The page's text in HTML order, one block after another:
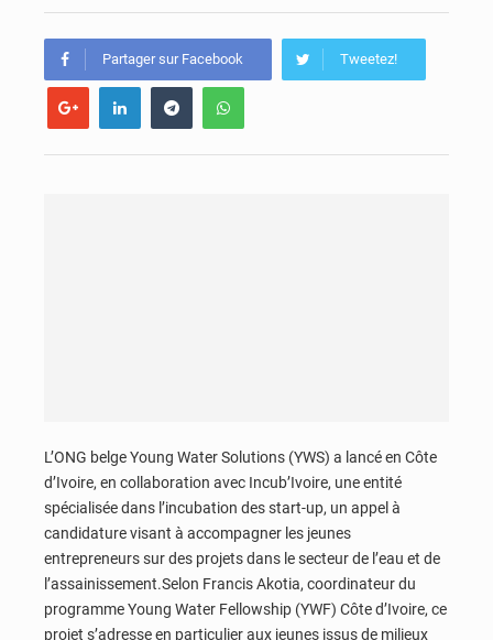
Partager sur Facebook Tweetez!
L’ONG belge Young Water Solutions (YWS) a lancé en Côte
d’Ivoire, en collaboration avec Incub’Ivoire, une entité
spécialisée dans l’incubation des start-up, un appel à
candidature visant à accompagner les jeunes
entrepreneurs sur des projets dans le secteur de l’eau et de
l’assainissement.Selon Francis Akotia, coordinateur du
programme Young Water Fellowship (YWF) Côte d’Ivoire, ce
projet s’adresse en particulier aux jeunes issus de milieux